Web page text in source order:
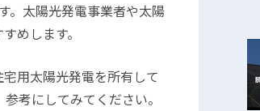
。太陽光発電事業者や太陽
めします。
用太陽光発電を所有して
考にしてみてください。